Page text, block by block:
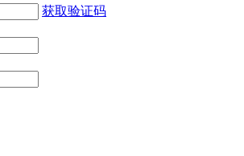
获取验证码